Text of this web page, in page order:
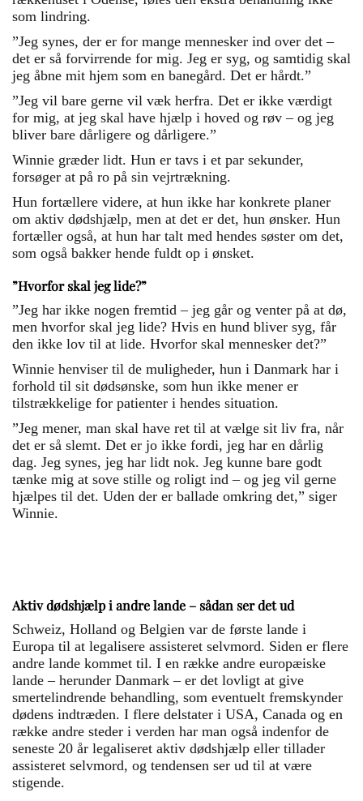
som lindring.
”Jeg synes, der er for mange mennesker ind over det –
det er så forvirrende for mig. Jeg er syg, og samtidig skal
jeg åbne mit hjem som en banegård. Det er hårdt.”
”Jeg vil bare gerne vil væk herfra. Det er ikke værdigt
for mig, at jeg skal have hjælp i hoved og røv – og jeg
bliver bare dårligere og dårligere.”
Winnie græder lidt. Hun er tavs i et par sekunder,
forsøger at på ro på sin vejrtrækning.
Hun fortællere videre, at hun ikke har konkrete planer
om aktiv dødshjælp, men at det er det, hun ønsker. Hun
fortæller også, at hun har talt med hendes søster om det,
som også bakker hende fuldt op i ønsket.
”Hvorfor skal jeg lide?”
”Jeg har ikke nogen fremtid – jeg går og venter på at dø,
men hvorfor skal jeg lide? Hvis en hund bliver syg, får
den ikke lov til at lide. Hvorfor skal mennesker det?”
Winnie henviser til de muligheder, hun i Danmark har i
forhold til sit dødsønske, som hun ikke mener er
tilstrækkelige for patienter i hendes situation.
”Jeg mener, man skal have ret til at vælge sit liv fra, når
det er så slemt. Det er jo ikke fordi, jeg har en dårlig
dag. Jeg synes, jeg har lidt nok. Jeg kunne bare godt
tænke mig at sove stille og roligt ind – og jeg vil gerne
hjælpes til det. Uden der er ballade omkring det,” siger
Winnie.
Aktiv dødshjælp i andre lande – sådan ser det ud
Schweiz, Holland og Belgien var de første lande i
Europa til at legalisere assisteret selvmord. Siden er flere
andre lande kommet til. I en række andre europæiske
lande – herunder Danmark – er det lovligt at give
smertelindrende behandling, som eventuelt fremskynder
dødens indtræden. I flere delstater i USA, Canada og en
række andre steder i verden har man også indenfor de
seneste 20 år legaliseret aktiv dødshjælp eller tillader
assisteret selvmord, og tendensen ser ud til at være
stigende.